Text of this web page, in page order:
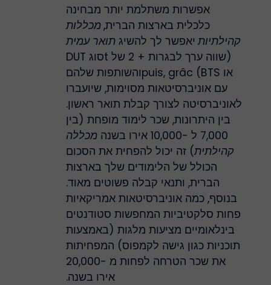
אפשרות משתלמת יותר מבחינה
כלכלית בארצות הברית, מכללות
קהילתיותיאפשר לך להשיגתואר עמית
(שווה ערך לבגרות + 2 של tסוג DUT
או BTS) puis, grâcוהשותפות שלהם
עם אוניברסיטאות מסוימות, שיועברו
לאוניברסיטה לצורך קבלת תואר ראשון.
בין היתרונות, שכר לימוד מופחת (בין
7,000 ל -10,000 אירו בשנה
מכללה
קהילתית) זה יכול להפחית את הסכום
הכולל של הלימודים שלך בארצות
הברית, ותנאי קבלה פשוטים מאוד.
בנוסף, כמה אוניברסיטאות אמריקאיות
פחות סלקטיביות המחפשות סטודנטים
בינלאומיים מציעות מלגות (באמצעות
תוכניות כגון גישה לקמפוס) המפחיתות
את שכר הטרחה לפחות מ -20,000
אירו בשנה.